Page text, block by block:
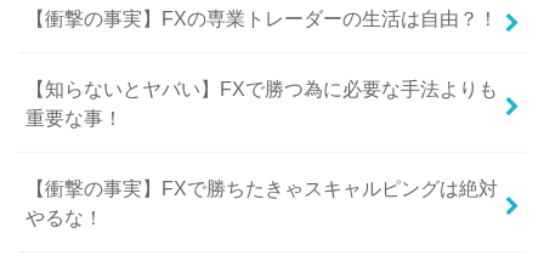
【衝撃の事実】FXの専業トレーダーの生活は自由？！
【知らないとヤバい】FXで勝つ為に必要な手法よりも
重要な事！
【衝撃の事実】FXで勝ちたきゃスキャルピングは絶対
やるな！